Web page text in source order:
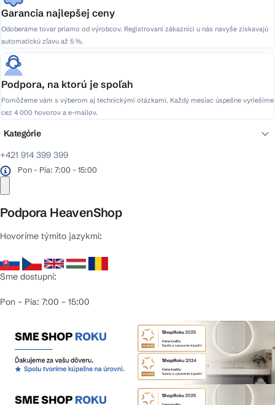
Garancia najlepšej ceny
Odoberáme tovar priamo od výrobcov. Registrovaní zákazníci u nás navyše získavajú
automatickú zľavu až 5 %.
Podpora, na ktorú je spoľah
Pomôžeme vám s výberom aj technickými otázkami. Každý mesiac úspešne vyriešime
cez 4 000 hovorov a e-mailov.
+421 914 399 399
Pon - Pia: 7:00 - 15:00
Podpora HeavenShop
Hovoríme týmito jazykmi:
Sme dostupní:
Pon – Pia: 7:00 – 15:00
Kategórie